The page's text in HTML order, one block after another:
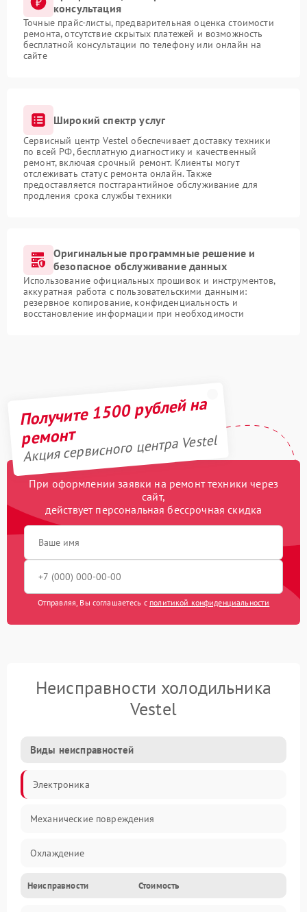
консультация
Точные прайс-листы, предварительная оценка стоимости
ремонта, отсутствие скрытых платежей и возможность
бесплатной консультации по телефону или онлайн на
сайте
Широкий спектр услуг
Сервисный центр Vestel обеспечивает доставку техники
по всей РФ, бесплатную диагностику и качественный
ремонт, включая срочный ремонт. Клиенты могут
отслеживать статус ремонта онлайн. Также
предоставляется постгарантийное обслуживание для
продления срока службы техники
Оригинальные программные решение и
безопасное обслуживание данных
Использование официальных прошивок и инструментов,
аккуратная работа с пользовательскими данными:
резервное копирование, конфиденциальность и
восстановление информации при необходимости
Получите 1500 рублей на
ремонт
Акция сервисного центра Vestel
При оформлении заявки на ремонт техники через
сайт,
действует персональная бессрочная скидка
Отправляя, Вы соглашаетесь с политикой конфиденциальности
Неисправности холодильника
Vestel
Виды неисправностей
Электроника
Механические повреждения
Охлаждение
Механика
Неисправности Стоимость